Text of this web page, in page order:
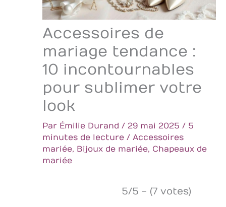
Accessoires de
mariage tendance :
10 incontournables
pour sublimer votre
look
Par Émilie Durand / 29 mai 2025 / 5
minutes de lecture / Accessoires
mariée, Bijoux de mariée, Chapeaux de
mariée
5/5 - (7 votes)